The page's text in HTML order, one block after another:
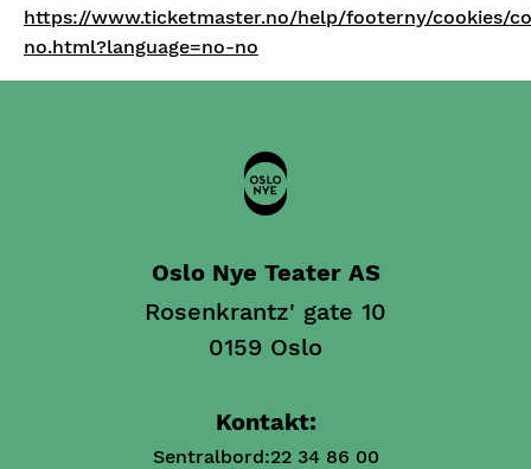
https://www.ticketmaster.no/help/footerny/cookies/
no.html?language=no-no
Oslo Nye Teater AS
Rosenkrantz' gate 10
0159 Oslo
Kontakt:
Sentralbord:22 34 86 00